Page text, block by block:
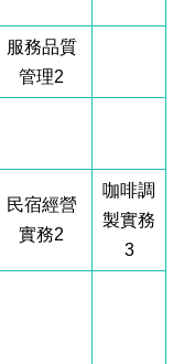
服務品質
管理2
民宿經營
實務2
咖啡調
製實務
3